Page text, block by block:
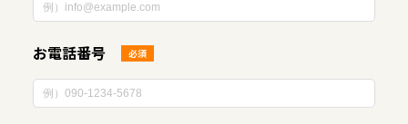
お電話番号 必須